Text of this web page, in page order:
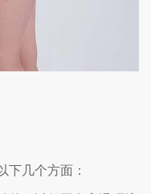
下几个方面：